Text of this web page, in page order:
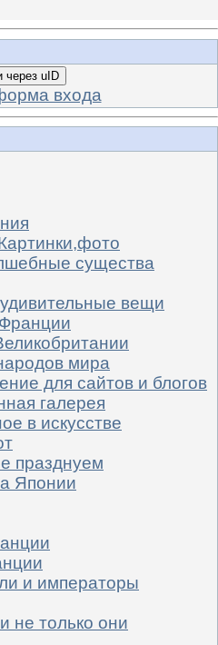
через uID
входа
существа
вещи
мира
для сайтов и блогов
галерея
в искусстве
празднуем
Японии
и императоры
не только они